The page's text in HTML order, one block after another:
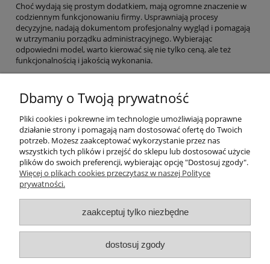
Choć wydają się prostym dodatkiem, mają ogromne znaczenie w
codziennym funkcjonowaniu firmy. Usprawniają procesy
decyzyjne, nadają dokumentom profesjonalny wygląd i pomagają
w utrzymaniu porządku administracyjnego. Wybierając
odpowiedni model, warto kierować się nie tylko ceną, ale też
funkcjonalnością i jakością wykonania.
wizerunkiem.
Pomoc
Moje konto
Płatności i dostawa
Informacje
O nas
Dbamy o Twoją prywatność
Pliki cookies i pokrewne im technologie umożliwiają poprawne
działanie strony i pomagają nam dostosować ofertę do Twoich
potrzeb. Możesz zaakceptować wykorzystanie przez nas
wszystkich tych plików i przejść do sklepu lub dostosować użycie
plików do swoich preferencji, wybierając opcję "Dostosuj zgody".
Więcej o plikach cookies przeczytasz w naszej Polityce
prywatności.
zaakceptuj tylko niezbędne
dostosuj zgody